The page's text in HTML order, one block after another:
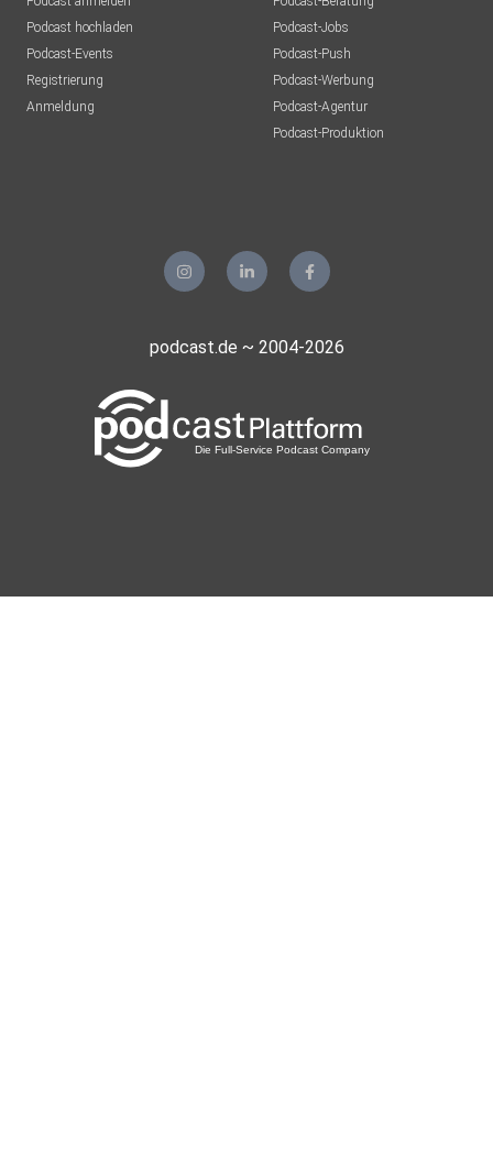
Podcast hochladen
Podcast-Events
Registrierung
Anmeldung
Podcast-Jobs
Podcast-Push
Podcast-Werbung
Podcast-Agentur
Podcast-Produktion
podcast.de ~ 2004-2026